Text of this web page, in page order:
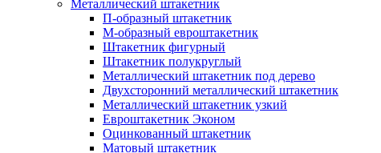
Металлический штакетник
П-образный штакетник
М-образный евроштакетник
Штакетник фигурный
Штакетник полукруглый
Металлический штакетник под дерево
Двухсторонний металлический штакетник
Металлический штакетник узкий
Евроштакетник Эконом
Оцинкованный штакетник
Матовый штакетник